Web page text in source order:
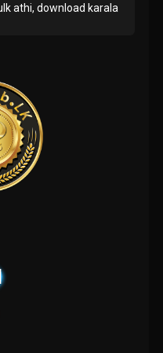
athi, download karala